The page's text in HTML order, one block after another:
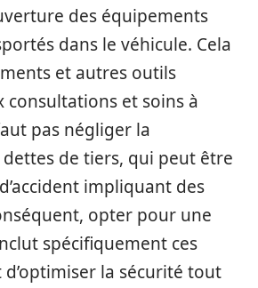
des équipements
dans le véhicule. Cela
et autres outils
consultations et soins à
pas négliger la
de tiers, qui peut être
impliquant des
opter pour une
spécifiquement ces
la sécurité tout